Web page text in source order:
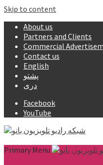
Skip to content
About us
Partners and Clients
Commercial
Contact us
English
پشتو
دری
Facebook
YouTube
Primary Menu